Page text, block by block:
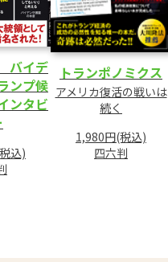
バイデ
ンプ候
ンタビ
込)
トランポノミクス
アメリカ復活の戦いは
続く
1,980円(税込)
四六判